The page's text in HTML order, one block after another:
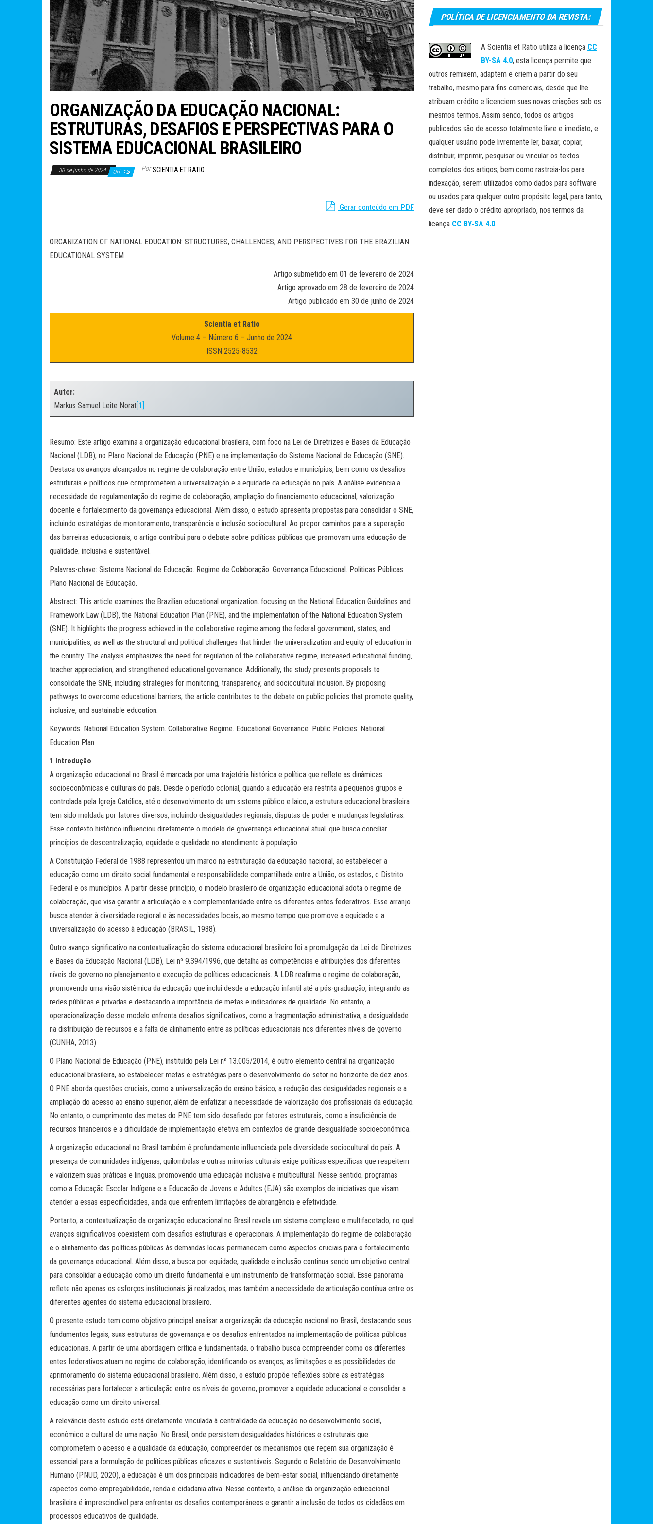
ORGANIZAÇÃO DA EDUCAÇÃO NACIONAL:
ESTRUTURAS, DESAFIOS E PERSPECTIVAS PARA O
SISTEMA EDUCACIONAL BRASILEIRO
30 de junho de 2024 Off Por SCIENTIA ET RATIO
Gerar conteúdo em PDF
ORGANIZATION OF NATIONAL EDUCATION: STRUCTURES, CHALLENGES, AND PERSPECTIVES FOR THE BRAZILIAN
EDUCATIONAL SYSTEM
Artigo submetido em 01 de fevereiro de 2024
Artigo aprovado em 28 de fevereiro de 2024
Artigo publicado em 30 de junho de 2024
Scientia et Ratio
Volume 4 – Número 6 – Junho de 2024
ISSN 2525-8532
Autor:
Markus Samuel Leite Norat[1]
Resumo: Este artigo examina a organização educacional brasileira, com foco na Lei de Diretrizes e Bases da Educação
Nacional (LDB), no Plano Nacional de Educação (PNE) e na implementação do Sistema Nacional de Educação (SNE).
Destaca os avanços alcançados no regime de colaboração entre União, estados e municípios, bem como os desafios
estruturais e políticos que comprometem a universalização e a equidade da educação no país. A análise evidencia a
necessidade de regulamentação do regime de colaboração, ampliação do financiamento educacional, valorização
docente e fortalecimento da governança educacional. Além disso, o estudo apresenta propostas para consolidar o SNE,
incluindo estratégias de monitoramento, transparência e inclusão sociocultural. Ao propor caminhos para a superação
das barreiras educacionais, o artigo contribui para o debate sobre políticas públicas que promovam uma educação de
qualidade, inclusiva e sustentável.
Palavras-chave: Sistema Nacional de Educação. Regime de Colaboração. Governança Educacional. Políticas Públicas.
Plano Nacional de Educação.
Abstract: This article examines the Brazilian educational organization, focusing on the National Education Guidelines and
Framework Law (LDB), the National Education Plan (PNE), and the implementation of the National Education System
(SNE). It highlights the progress achieved in the collaborative regime among the federal government, states, and
municipalities, as well as the structural and political challenges that hinder the universalization and equity of education in
the country. The analysis emphasizes the need for regulation of the collaborative regime, increased educational funding,
teacher appreciation, and strengthened educational governance. Additionally, the study presents proposals to
consolidate the SNE, including strategies for monitoring, transparency, and sociocultural inclusion. By proposing
pathways to overcome educational barriers, the article contributes to the debate on public policies that promote quality,
inclusive, and sustainable education.
Keywords: National Education System. Collaborative Regime. Educational Governance. Public Policies. National
Education Plan
1 Introdução
A organização educacional no Brasil é marcada por uma trajetória histórica e política que reflete as dinâmicas
socioeconômicas e culturais do país. Desde o período colonial, quando a educação era restrita a pequenos grupos e
controlada pela Igreja Católica, até o desenvolvimento de um sistema público e laico, a estrutura educacional brasileira
tem sido moldada por fatores diversos, incluindo desigualdades regionais, disputas de poder e mudanças legislativas.
Esse contexto histórico influenciou diretamente o modelo de governança educacional atual, que busca conciliar
princípios de descentralização, equidade e qualidade no atendimento à população.
A Constituição Federal de 1988 representou um marco na estruturação da educação nacional, ao estabelecer a
educação como um direito social fundamental e responsabilidade compartilhada entre a União, os estados, o Distrito
Federal e os municípios. A partir desse princípio, o modelo brasileiro de organização educacional adota o regime de
colaboração, que visa garantir a articulação e a complementaridade entre os diferentes entes federativos. Esse arranjo
busca atender à diversidade regional e às necessidades locais, ao mesmo tempo que promove a equidade e a
universalização do acesso à educação (BRASIL, 1988).
Outro avanço significativo na contextualização do sistema educacional brasileiro foi a promulgação da Lei de Diretrizes
e Bases da Educação Nacional (LDB), Lei nº 9.394/1996, que detalha as competências e atribuições dos diferentes
níveis de governo no planejamento e execução de políticas educacionais. A LDB reafirma o regime de colaboração,
promovendo uma visão sistêmica da educação que inclui desde a educação infantil até a pós-graduação, integrando as
redes públicas e privadas e destacando a importância de metas e indicadores de qualidade. No entanto, a
operacionalização desse modelo enfrenta desafios significativos, como a fragmentação administrativa, a desigualdade
na distribuição de recursos e a falta de alinhamento entre as políticas educacionais nos diferentes níveis de governo
(CUNHA, 2013).
O Plano Nacional de Educação (PNE), instituído pela Lei nº 13.005/2014, é outro elemento central na organização
educacional brasileira, ao estabelecer metas e estratégias para o desenvolvimento do setor no horizonte de dez anos.
O PNE aborda questões cruciais, como a universalização do ensino básico, a redução das desigualdades regionais e a
ampliação do acesso ao ensino superior, além de enfatizar a necessidade de valorização dos profissionais da educação.
No entanto, o cumprimento das metas do PNE tem sido desafiado por fatores estruturais, como a insuficiência de
recursos financeiros e a dificuldade de implementação efetiva em contextos de grande desigualdade socioeconômica.
A organização educacional no Brasil também é profundamente influenciada pela diversidade sociocultural do país. A
presença de comunidades indígenas, quilombolas e outras minorias culturais exige políticas específicas que respeitem
e valorizem suas práticas e línguas, promovendo uma educação inclusiva e multicultural. Nesse sentido, programas
como a Educação Escolar Indígena e a Educação de Jovens e Adultos (EJA) são exemplos de iniciativas que visam
atender a essas especificidades, ainda que enfrentem limitações de abrangência e efetividade.
Portanto, a contextualização da organização educacional no Brasil revela um sistema complexo e multifacetado, no qual
avanços significativos coexistem com desafios estruturais e operacionais. A implementação do regime de colaboração
e o alinhamento das políticas públicas às demandas locais permanecem como aspectos cruciais para o fortalecimento
da governança educacional. Além disso, a busca por equidade, qualidade e inclusão continua sendo um objetivo central
para consolidar a educação como um direito fundamental e um instrumento de transformação social. Esse panorama
reflete não apenas os esforços institucionais já realizados, mas também a necessidade de articulação contínua entre os
diferentes agentes do sistema educacional brasileiro.
O presente estudo tem como objetivo principal analisar a organização da educação nacional no Brasil, destacando seus
fundamentos legais, suas estruturas de governança e os desafios enfrentados na implementação de políticas públicas
educacionais. A partir de uma abordagem crítica e fundamentada, o trabalho busca compreender como os diferentes
entes federativos atuam no regime de colaboração, identificando os avanços, as limitações e as possibilidades de
aprimoramento do sistema educacional brasileiro. Além disso, o estudo propõe reflexões sobre as estratégias
necessárias para fortalecer a articulação entre os níveis de governo, promover a equidade educacional e consolidar a
educação como um direito universal.
A relevância deste estudo está diretamente vinculada à centralidade da educação no desenvolvimento social,
econômico e cultural de uma nação. No Brasil, onde persistem desigualdades históricas e estruturais que
comprometem o acesso e a qualidade da educação, compreender os mecanismos que regem sua organização é
essencial para a formulação de políticas públicas eficazes e sustentáveis. Segundo o Relatório de Desenvolvimento
Humano (PNUD, 2020), a educação é um dos principais indicadores de bem-estar social, influenciando diretamente
aspectos como empregabilidade, renda e cidadania ativa. Nesse contexto, a análise da organização educacional
brasileira é imprescindível para enfrentar os desafios contemporâneos e garantir a inclusão de todos os cidadãos em
processos educativos de qualidade.
POLÍTICA DE LICENCIAMENTO DA REVISTA:
A Scientia et Ratio utiliza a licença CC
BY-SA 4.0, esta licença permite que
outros remixem, adaptem e criem a partir do seu
trabalho, mesmo para fins comerciais, desde que lhe
atribuam crédito e licenciem suas novas criações sob os
mesmos termos. Assim sendo, todos os artigos
publicados são de acesso totalmente livre e imediato, e
qualquer usuário pode livremente ler, baixar, copiar,
distribuir, imprimir, pesquisar ou vincular os textos
completos dos artigos; bem como rastreia-los para
indexação, serem utilizados como dados para software
ou usados para qualquer outro propósito legal, para tanto,
deve ser dado o crédito apropriado, nos termos da
licença CC BY-SA 4.0.